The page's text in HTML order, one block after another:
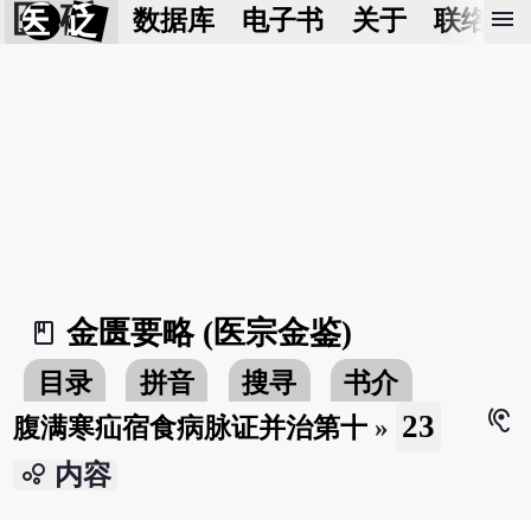
医 砭 数据库 电子书 关于 联络我
menu
book_2
金匮要略 (医宗金鉴)
目录 拼音 搜寻
书介
腹满寒疝宿食病脉证并治第十 » 23
hearing
bubble_chart 内容